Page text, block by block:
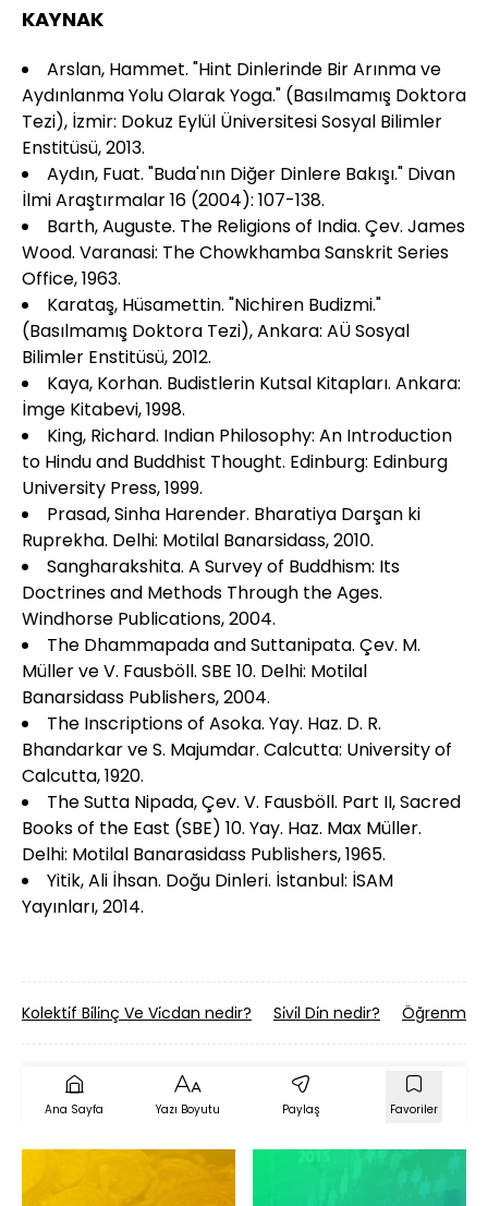
KAYNAK
Arslan, Hammet. "Hint Dinlerinde Bir Arınma ve
Aydınlanma Yolu Olarak Yoga." (Basılmamış Doktora
Tezi), İzmir: Dokuz Eylül Üniversitesi Sosyal Bilimler
Enstitüsü, 2013.
Aydın, Fuat. "Buda'nın Diğer Dinlere Bakışı." Divan
İlmi Araştırmalar 16 (2004): 107-138.
Barth, Auguste. The Religions of India. Çev. James
Wood. Varanasi: The Chowkhamba Sanskrit Series
Office, 1963.
Karataş, Hüsamettin. "Nichiren Budizmi."
(Basılmamış Doktora Tezi), Ankara: AÜ Sosyal
Bilimler Enstitüsü, 2012.
Kaya, Korhan. Budistlerin Kutsal Kitapları. Ankara:
İmge Kitabevi, 1998.
King, Richard. Indian Philosophy: An Introduction
to Hindu and Buddhist Thought. Edinburg: Edinburg
University Press, 1999.
Prasad, Sinha Harender. Bharatiya Darşan ki
Ruprekha. Delhi: Motilal Banarsidass, 2010.
Sangharakshita. A Survey of Buddhism: Its
Doctrines and Methods Through the Ages.
Windhorse Publications, 2004.
The Dhammapada and Suttanipata. Çev. M.
Müller ve V. Fausböll. SBE 10. Delhi: Motilal
Banarsidass Publishers, 2004.
The Inscriptions of Asoka. Yay. Haz. D. R.
Bhandarkar ve S. Majumdar. Calcutta: University of
Calcutta, 1920.
The Sutta Nipada, Çev. V. Fausböll. Part II, Sacred
Books of the East (SBE) 10. Yay. Haz. Max Müller.
Delhi: Motilal Banarasidass Publishers, 1965.
Yitik, Ali İhsan. Doğu Dinleri. İstanbul: İSAM
Yayınları, 2014.
Kolekti̇f Bi̇li̇nç Ve Vi̇cdan nedir? Si̇vi̇l Di̇n nedir? Öğrenme
Ana Sayfa Yazı Boyutu Paylaş Favoriler